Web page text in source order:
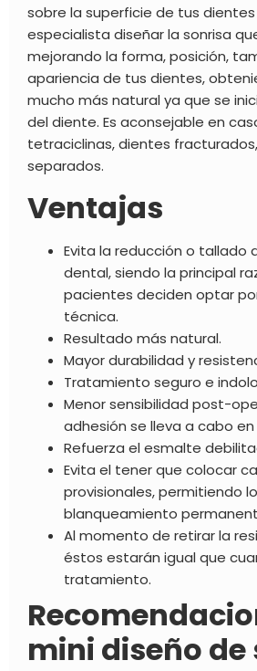
sobre la superficie de tus
especialista diseñar la sonrisa
mejorando la forma, posición,
apariencia de tus dientes,
mucho más natural ya que se
del diente. Es aconsejable en
tetraciclinas, dientes
separados.
Ventajas
Evita la reducción o tallado
dental, siendo la principal
pacientes deciden optar
técnica.
Resultado más natural.
Mayor durabilidad y
Tratamiento seguro e
Menor sensibilidad post-
adhesión se lleva a cabo
Refuerza el esmalte
Evita el tener que colocar
provisionales, permitiendo
blanqueamiento
Al momento de retirar la
éstos estarán igual que
tratamiento.
mini diseño de